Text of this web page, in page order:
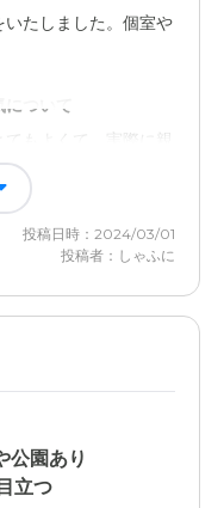
たしました。個室や
ついて
てもよくて、実際に親
。
り気持ちが良いです。
ただきました。かな
りに駅からも近くて
投稿日時：2024/03/01
投稿者：しゃふに
公園あり
立つ